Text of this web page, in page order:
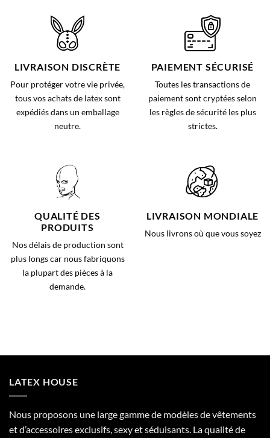
LIVRAISON DISCRÈTE
Pour protéger votre vie privée,
tous vos achats de latex sont
expédiés dans un emballage
neutre.
PAIEMENT SÉCURISÉ
Toutes les transactions de
paiement sont cryptées selon
les règles de sécurité les plus
strictes.
QUALITÉ DES
PRODUITS
Nos délais de production sont
plus longs car nous fabriquons
la plupart des pièces à la
demande.
LIVRAISON MONDIALE
Nous livrons où que vous soyez
LATEX HOUSE
Nous proposons une large gamme de modèles de vêtements
et d’accessoires exclusifs, sexy et séduisants. La qualité de